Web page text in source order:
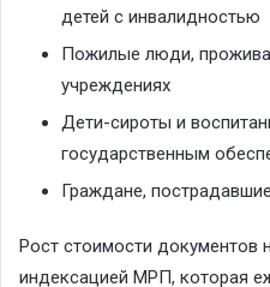
детей с инвалидностью
Пожилые люди,
учреждениях
Дети-сироты и
государственным
Граждане,
Рост стоимости документов
индексацией МРП, которая